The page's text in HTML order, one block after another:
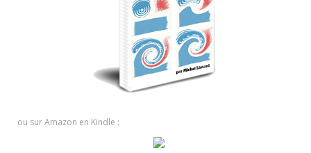
ou sur Amazon en Kindle :